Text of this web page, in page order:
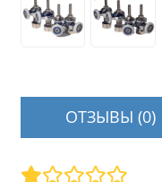
ОТЗЫВЫ (0)